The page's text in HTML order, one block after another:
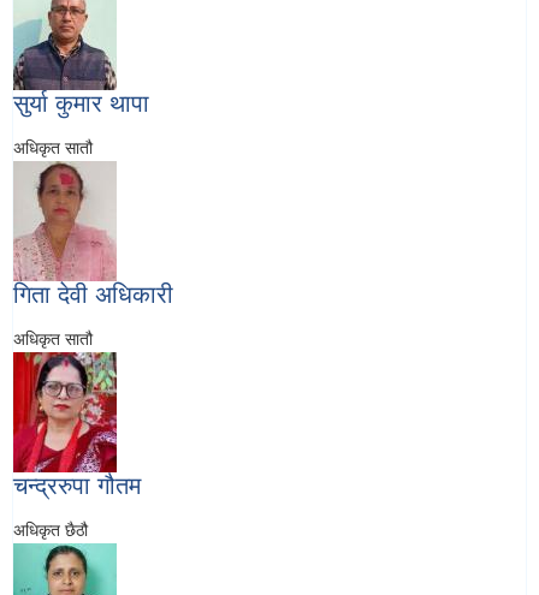
सुर्या कुमार थापा
अधिकृत सातौ
गिता देवी अधिकारी
अधिकृत सातौ
चन्द्ररुपा गौतम
अधिकृत छैठौ